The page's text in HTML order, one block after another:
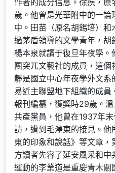
作者的成分信息。徐疾，
歲。他曾是光華附中的一
中。田苗（原名胡錫培）
過茅盾領導的文學青年，胡
楊本泉就讀于復旦年夜學
團突兀文藝社的成員，這
靜是國立中心年夜學外文
易近主聯盟地下組織的成
報刊編纂，獲獎時29歲。
共產黨員，他曾在1937年
訪，遭到毛澤東的接見。
東的印象和說話》等文章
方讀者先容了延安風采和
運動的李業道是重慶青木關